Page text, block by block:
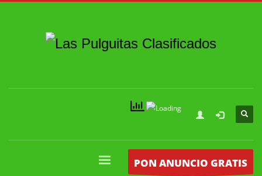
PON ANUNCIO GRATIS